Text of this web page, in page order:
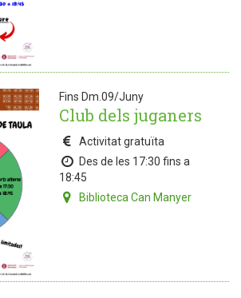
Fins Dm.09/Juny
Club dels juganers
Activitat gratuïta
Des de les 17:30 fins a
18:45
Biblioteca Can Manyer